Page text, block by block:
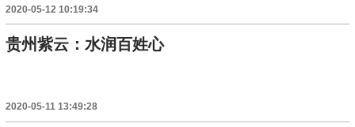
2020-05-12 10:19:34
贵州紫云：水润百姓心
2020-05-11 13:49:28